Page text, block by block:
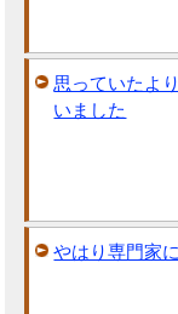
思っていたよ
いました
やはり専門家